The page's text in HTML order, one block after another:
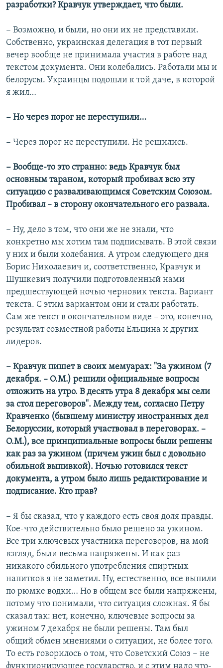
разработки? Кравчук утверждает, что были.
− Возможно, и были, но они их не представили.
Собственно, украинская делегация в тот первый
вечер вообще не принимала участия в работе над
текстом документа. Они колебались. Работали мы и
белорусы. Украинцы подошли к той даче, в которой
я жил…
− Но через порог не переступили…
− Через порог не переступили. Не решились.
− Вообще-то это странно: ведь Кравчук был
основным тараном, который пробивал всю эту
ситуацию с разваливающимся Советским Союзом.
Пробивал – в сторону окончательного его развала.
− Ну, дело в том, что они же не знали, что
конкретно мы хотим там подписывать. В этой связи
у них и были колебания. А утром следующего дня
Борис Николаевич и, соответственно, Кравчук и
Шушкевич получили подготовленный нами
предшествующей ночью черновик текста. Вариант
текста. С этим вариантом они и стали работать.
Сам же текст в окончательном виде − это, конечно,
результат совместной работы Ельцина и других
лидеров.
− Кравчук пишет в своих мемуарах: "За ужином (7
декабря. – О.М.) решили официальные вопросы
отложить на утро. В десять утра 8 декабря мы сели
за стол переговоров". Между тем, согласно Петру
Кравченко (бывшему министру иностранных дел
Белоруссии, который участвовал в переговорах. –
О.М.), все принципиальные вопросы были решены
как раз за ужином (причем ужин был с довольно
обильной выпивкой). Ночью готовился текст
документа, а утром было лишь редактирование и
подписание. Кто прав?
− Я бы сказал, что у каждого есть своя доля правды.
Кое-что действительно было решено за ужином.
Все три ключевых участника переговоров, на мой
взгляд, были весьма напряжены. И как раз
никакого обильного употребления спиртных
напитков я не заметил. Ну, естественно, все выпили
по рюмке водки… Но в общем все были напряжены,
потому что понимали, что ситуация сложная. Я бы
сказал так: нет, конечно, ключевые вопросы за
ужином 7 декабря не были решены. Там был
общий обмен мнениями о ситуации, не более того.
То есть говорилось о том, что Советский Союз − не